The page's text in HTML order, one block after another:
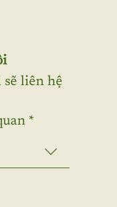
liên hệ
*